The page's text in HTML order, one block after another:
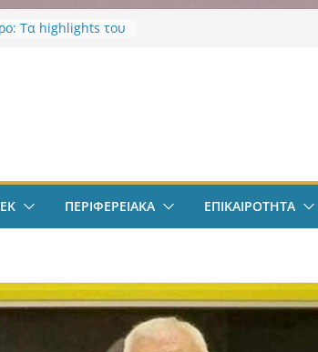
Τα highlights του
ξυλοδαρμό
φοιτητών
έως 2.500
συλλήψεις και 67
μια ματιά
από το
ΠΕΡΙΦΕΡΕΙΑΚΑ ΕΠΙΚΑΙΡΟΤΗΤΑ